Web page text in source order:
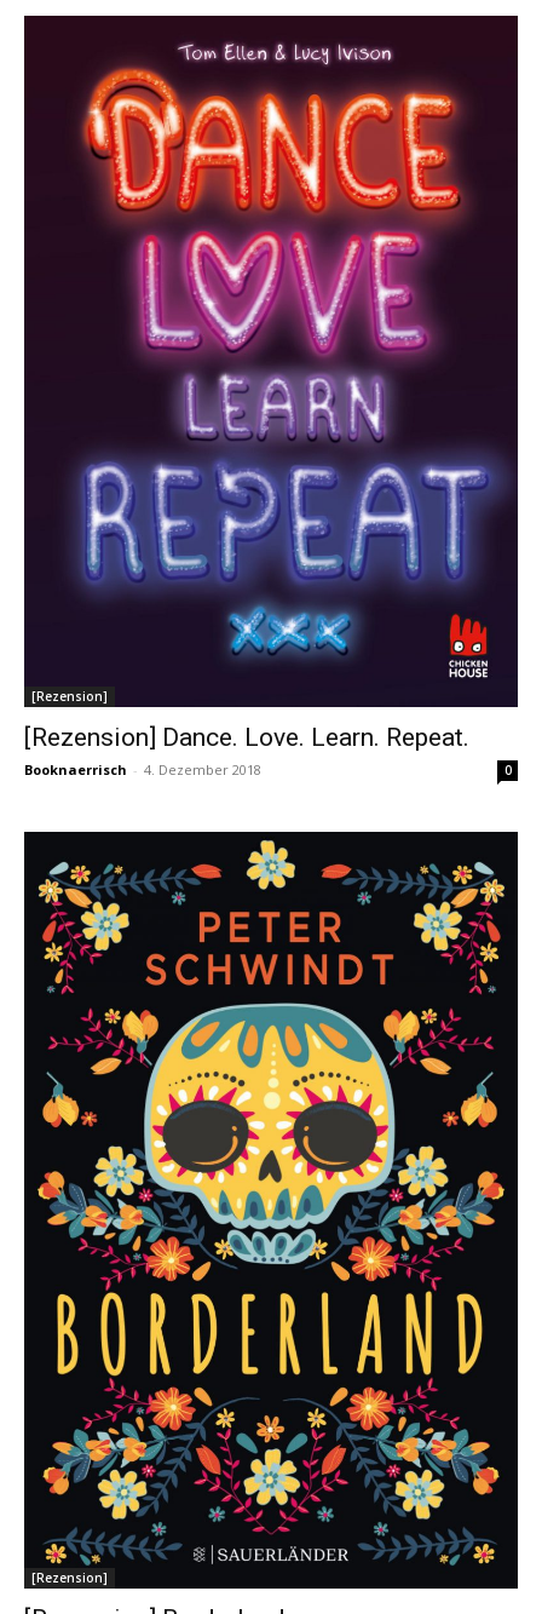
[Rezension]
[Rezension] Dance. Love. Learn. Repeat.
Booknaerrisch - 4. Dezember 2018 0
[Rezension]